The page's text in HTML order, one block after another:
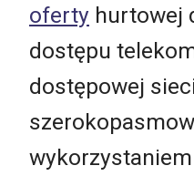
oferty hurtowej
dostępu
dostępowej